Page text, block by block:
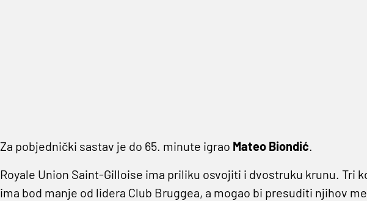
Za pobjednički sastav je do 65. minute igrao Mateo Biondić.
Royale Union Saint-Gilloise ima priliku osvojiti i dvostruku krunu. Tri
ima bod manje od lidera Club Bruggea, a mogao bi presuditi njihov